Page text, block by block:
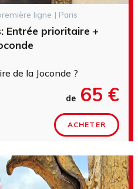
ligne | Paris
Entrée prioritaire +
de la Joconde ?
de 65 €
ACHETER